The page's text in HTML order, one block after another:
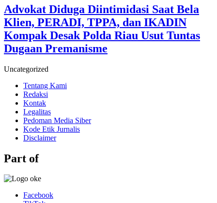
Advokat Diduga Diintimidasi Saat Bela
Klien, PERADI, TPPA, dan IKADIN
Kompak Desak Polda Riau Usut Tuntas
Dugaan Premanisme
Uncategorized
Tentang Kami
Redaksi
Kontak
Legalitas
Pedoman Media Siber
Kode Etik Jurnalis
Disclaimer
Part of
Facebook